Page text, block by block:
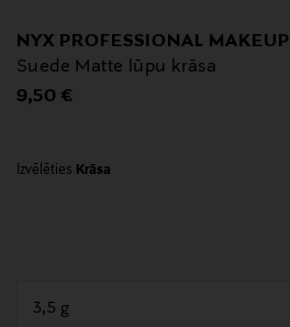
NYX PROFESSIONAL MAKEUP
Suede Matte lūpu krāsa
Original Price
9,50 €
Izvēlēties Krāsa
null